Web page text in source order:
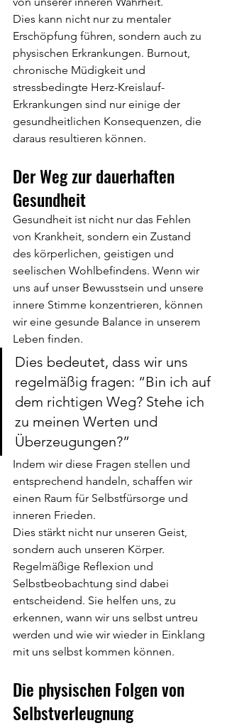
Dies kann nicht nur zu mentaler
Erschöpfung führen, sondern auch zu
physischen Erkrankungen. Burnout,
chronische Müdigkeit und
stressbedingte Herz-Kreislauf-
Erkrankungen sind nur einige der
gesundheitlichen Konsequenzen, die
daraus resultieren können.
Der Weg zur dauerhaften
Gesundheit
Gesundheit ist nicht nur das Fehlen
von Krankheit, sondern ein Zustand
des körperlichen, geistigen und
seelischen Wohlbefindens. Wenn wir
uns auf unser Bewusstsein und unsere
innere Stimme konzentrieren, können
wir eine gesunde Balance in unserem
Leben finden.
Dies bedeutet, dass wir uns
regelmäßig fragen: “Bin ich auf
dem richtigen Weg? Stehe ich
zu meinen Werten und
Überzeugungen?”
Indem wir diese Fragen stellen und
entsprechend handeln, schaffen wir
einen Raum für Selbstfürsorge und
inneren Frieden.
Dies stärkt nicht nur unseren Geist,
sondern auch unseren Körper.
Regelmäßige Reflexion und
Selbstbeobachtung sind dabei
entscheidend. Sie helfen uns, zu
erkennen, wann wir uns selbst untreu
werden und wie wir wieder in Einklang
mit uns selbst kommen können.
Die physischen Folgen von
Selbstverleugnung